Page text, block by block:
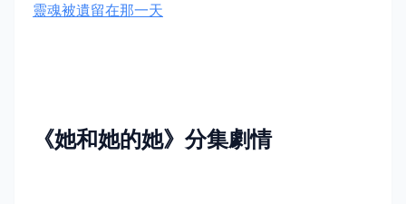
靈魂被遺留在那一天
《她和她的她》分集劇情